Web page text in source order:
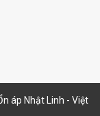
áp Nhật Linh - Việt